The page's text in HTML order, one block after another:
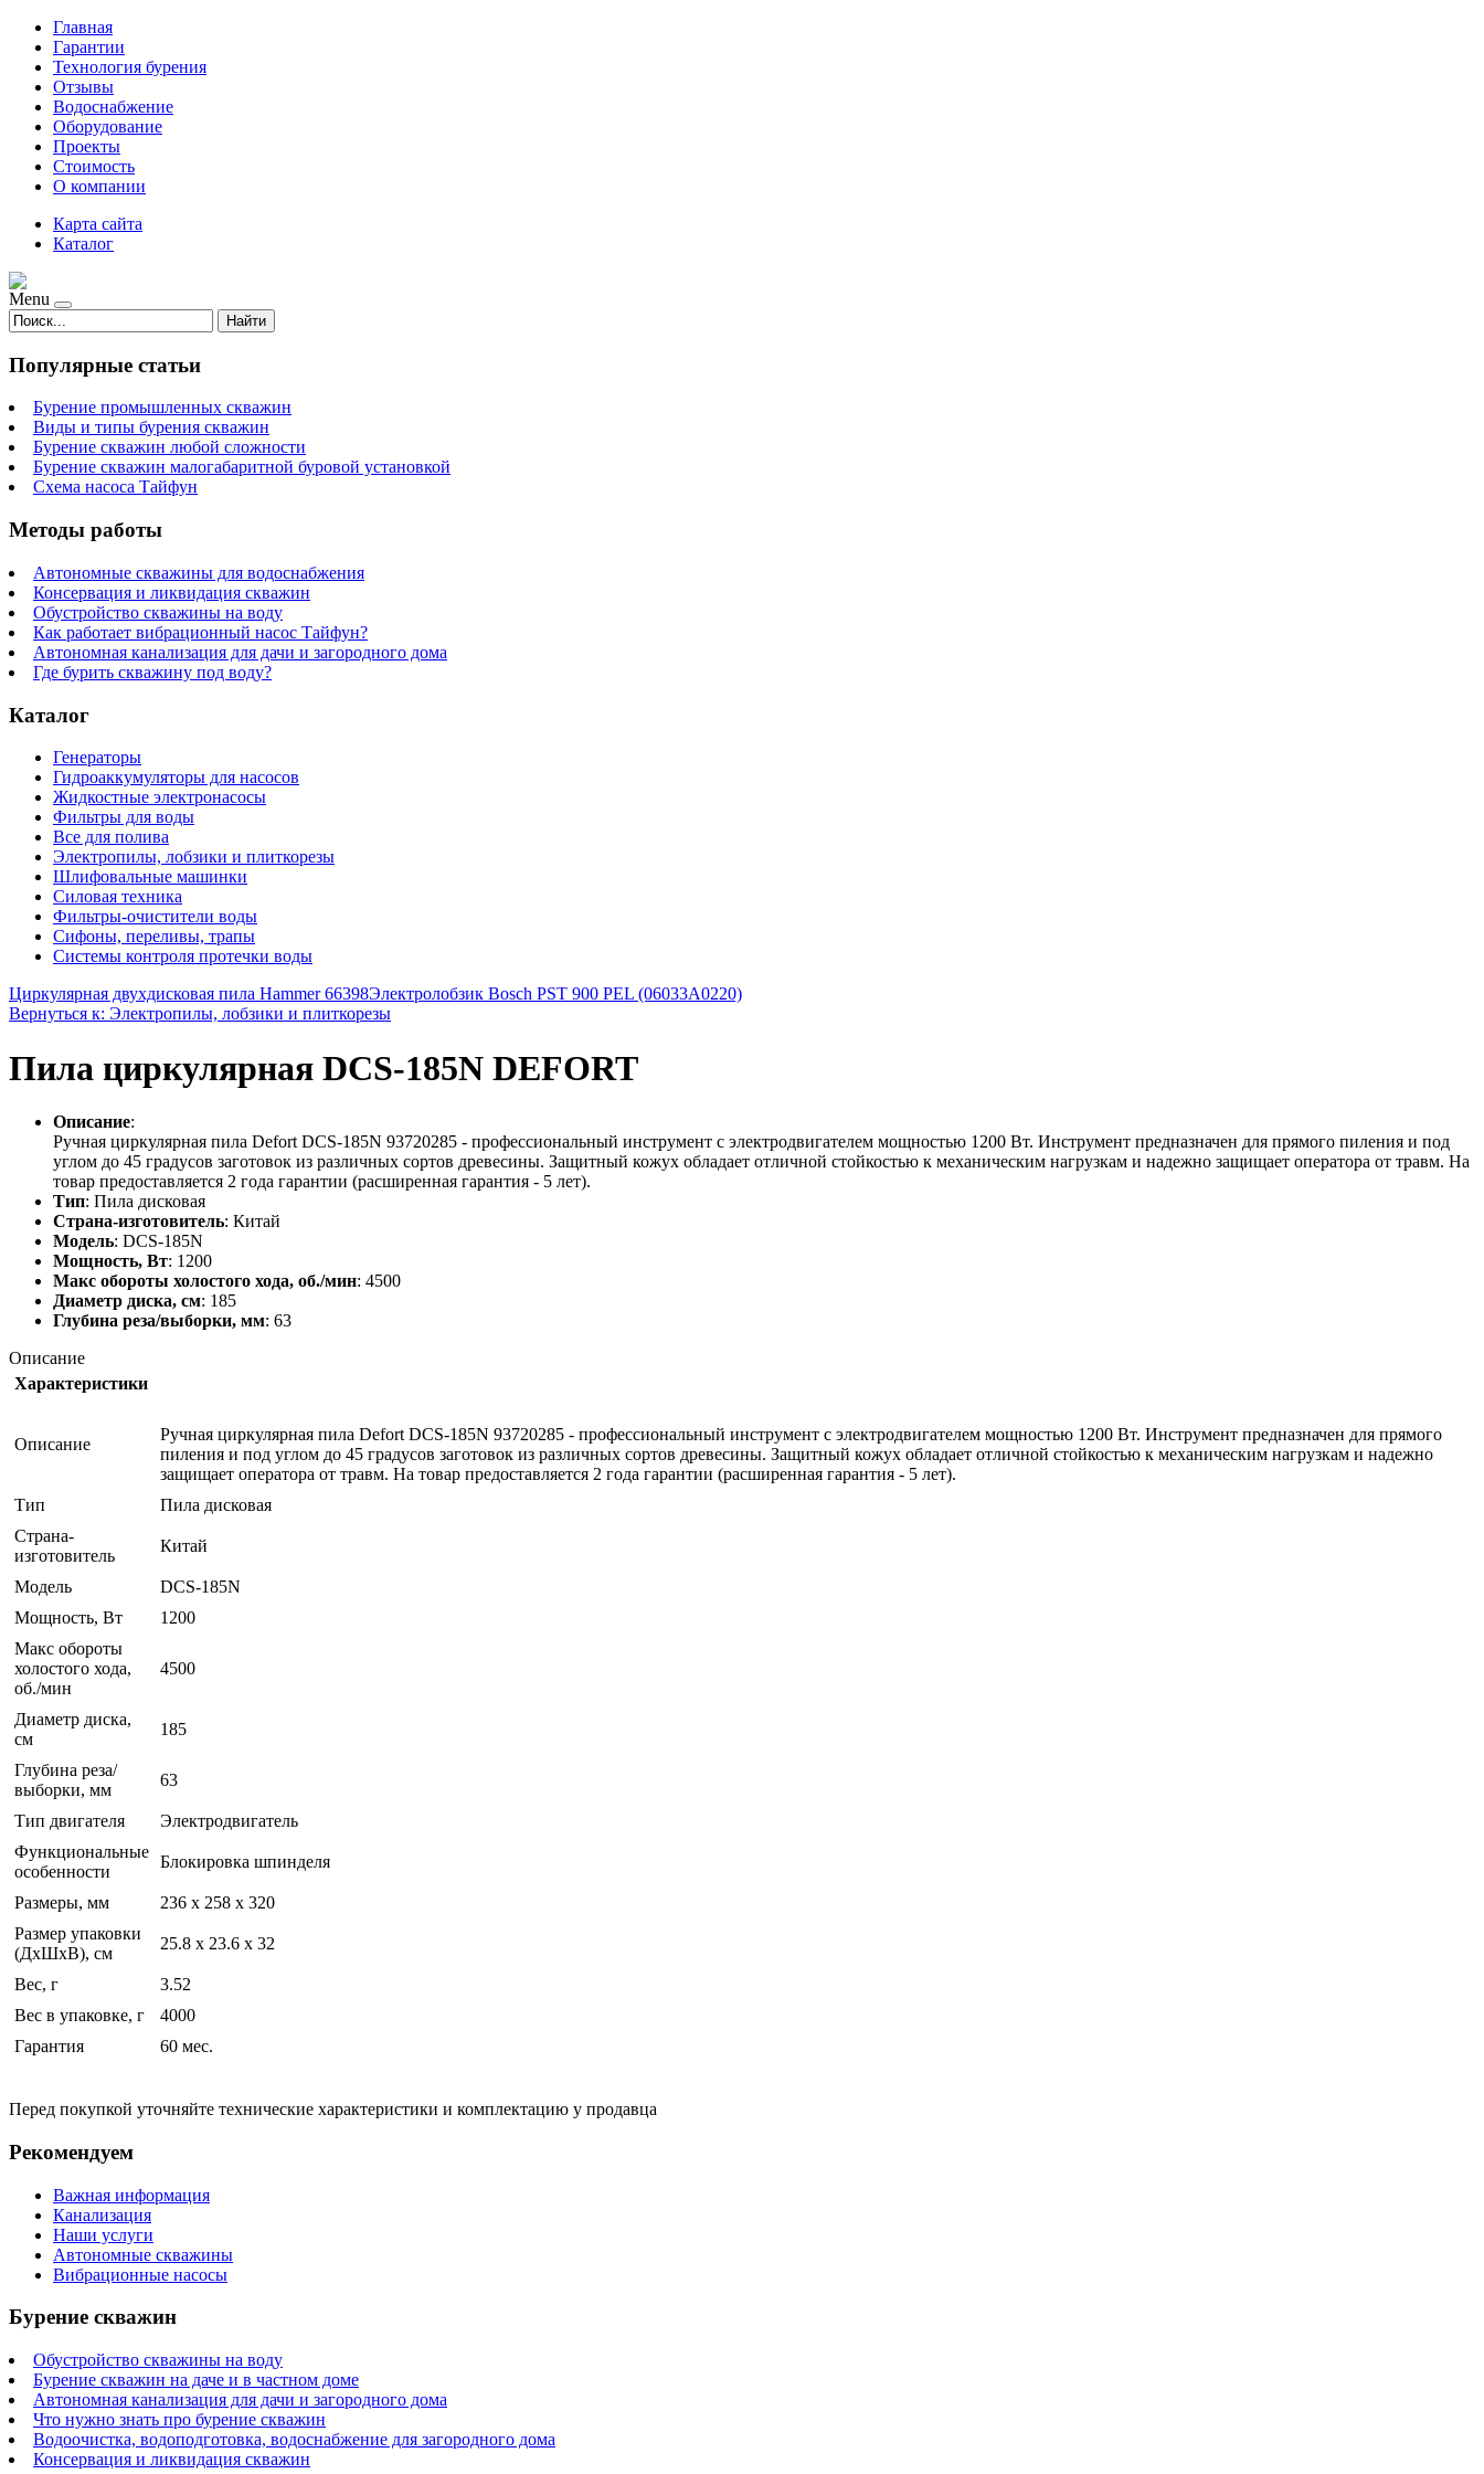
Главная
Гарантии
Технология бурения
Отзывы
Водоснабжение
Оборудование
Проекты
Стоимость
О компании
Карта сайта
Каталог
Menu
Найти
Популярные статьи
Бурение промышленных скважин
Виды и типы бурения скважин
Бурение скважин любой сложности
Бурение скважин малогабаритной буровой установкой
Схема насоса Тайфун
Методы работы
Автономные скважины для водоснабжения
Консервация и ликвидация скважин
Обустройство скважины на воду
Как работает вибрационный насос Тайфун?
Автономная канализация для дачи и загородного дома
Где бурить скважину под воду?
Каталог
Генераторы
Гидроаккумуляторы для насосов
Жидкостные электронасосы
Фильтры для воды
Все для полива
Электропилы, лобзики и плиткорезы
Шлифовальные машинки
Силовая техника
Фильтры-очистители воды
Сифоны, переливы, трапы
Системы контроля протечки воды
Циркулярная двухдисковая пила Hammer 66398Электролобзик Bosch PST 900 PEL (06033A0220)
Вернуться к: Электропилы, лобзики и плиткорезы
Пила циркулярная DCS-185N DEFORT
Описание:
Ручная циркулярная пила Defort DCS-185N 93720285 - профессиональный инструмент с электродвигателем мощностью 1200 Вт. Инструмент предназначен для прямого пиления и под
углом до 45 градусов заготовок из различных сортов древесины. Защитный кожух обладает отличной стойкостью к механическим нагрузкам и надежно защищает оператора от травм. На
товар предоставляется 2 года гарантии (расширенная гарантия - 5 лет).
Тип: Пила дисковая
Страна-изготовитель: Китай
Модель: DCS-185N
Мощность, Вт: 1200
Макс обороты холостого хода, об./мин: 4500
Диаметр диска, см: 185
Глубина реза/выборки, мм: 63
Описание
Характеристики
Описание
Ручная циркулярная пила Defort DCS-185N 93720285 - профессиональный инструмент с электродвигателем мощностью 1200 Вт. Инструмент предназначен для прямого
пиления и под углом до 45 градусов заготовок из различных сортов древесины. Защитный кожух обладает отличной стойкостью к механическим нагрузкам и надежно
защищает оператора от травм. На товар предоставляется 2 года гарантии (расширенная гарантия - 5 лет).
Тип
Пила дисковая
Страна-
изготовитель
Китай
Модель
DCS-185N
Мощность, Вт
1200
Макс обороты
холостого хода,
об./мин
4500
Диаметр диска,
см
185
Глубина реза/
выборки, мм
63
Тип двигателя
Электродвигатель
Функциональные
особенности
Блокировка шпинделя
Размеры, мм
236 x 258 x 320
Размер упаковки
(ДхШхВ), см
25.8 x 23.6 x 32
Вес, г
3.52
Вес в упаковке, г
4000
Гарантия
60 мес.
Перед покупкой уточняйте технические характеристики и комплектацию у продавца
Рекомендуем
Важная информация
Канализация
Наши услуги
Автономные скважины
Вибрационные насосы
Бурение скважин
Обустройство скважины на воду
Бурение скважин на даче и в частном доме
Автономная канализация для дачи и загородного дома
Что нужно знать про бурение скважин
Водоочистка, водоподготовка, водоснабжение для загородного дома
Консервация и ликвидация скважин